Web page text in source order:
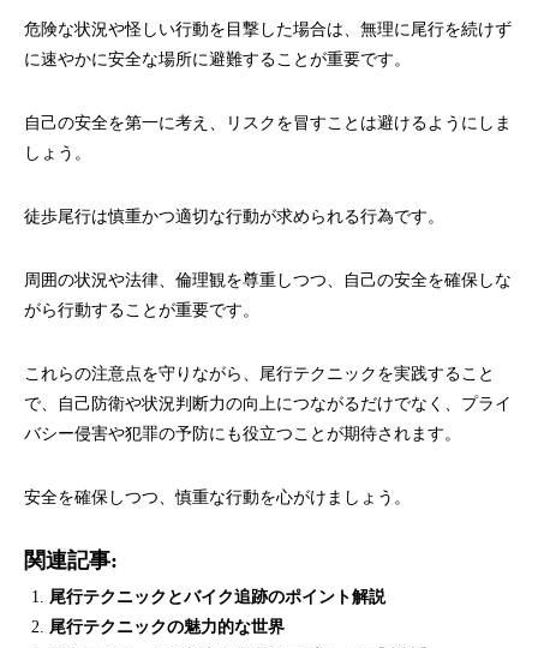
危険な状況や怪しい行動を目撃した場合は、無理に尾行を続けず
に速やかに安全な場所に避難することが重要です。
自己の安全を第一に考え、リスクを冒すことは避けるようにしま
しょう。
徒歩尾行は慎重かつ適切な行動が求められる行為です。
周囲の状況や法律、倫理観を尊重しつつ、自己の安全を確保しな
がら行動することが重要です。
これらの注意点を守りながら、尾行テクニックを実践すること
で、自己防衛や状況判断力の向上につながるだけでなく、プライ
バシー侵害や犯罪の予防にも役立つことが期待されます。
安全を確保しつつ、慎重な行動を心がけましょう。
関連記事:
尾行テクニックとバイク追跡のポイント解説
尾行テクニックの魅力的な世界